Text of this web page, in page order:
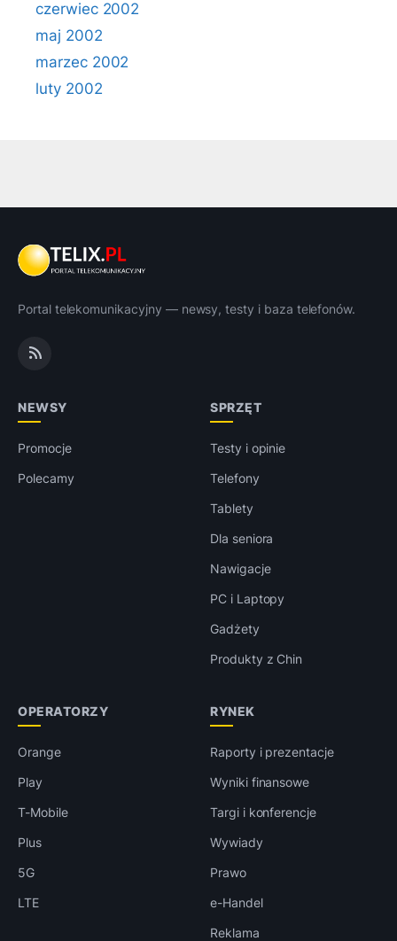
czerwiec 2002
maj 2002
marzec 2002
luty 2002
Portal telekomunikacyjny — newsy, testy i baza telefonów.
NEWSY
Promocje
Polecamy
SPRZĘT
Testy i opinie
Telefony
Tablety
Dla seniora
Nawigacje
PC i Laptopy
Gadżety
Produkty z Chin
OPERATORZY
Orange
Play
T-Mobile
Plus
5G
LTE
RYNEK
Raporty i prezentacje
Wyniki finansowe
Targi i konferencje
Wywiady
Prawo
e-Handel
Reklama